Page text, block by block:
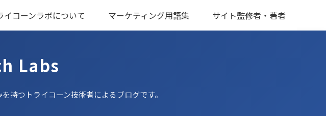
イコーンラボについて マーケティング用語集 サイト監修者・著者
Labs
持つ トライコーン技術者によるブログです。